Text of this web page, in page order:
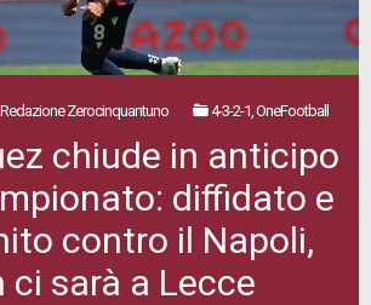
Redazione Zerocinquantuno 4-3-2-1, OneFootball
chiude in anticipo
diffidato e
contro il Napoli,
ci sarà a Lecce